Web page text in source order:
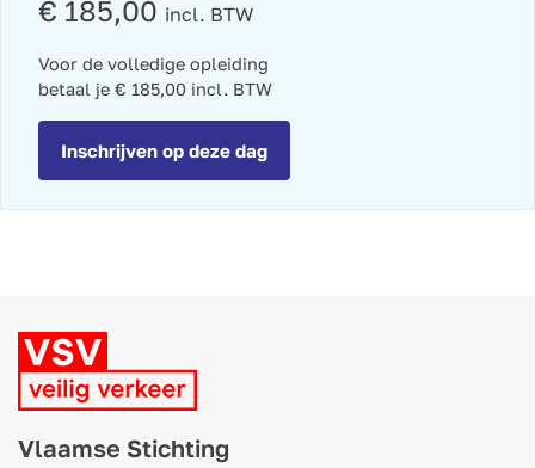
€ 185,00 incl. BTW
Voor de volledige opleiding
betaal je € 185,00 incl. BTW
Inschrijven op deze dag
Vlaamse Stichting